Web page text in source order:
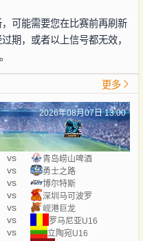
可能需要您在比赛前再刷新
期，或者以上信号都无效，
更多
2026年08月07日 13:00
vs
青岛崂山啤酒
vs
勇士之路
vs
博尔特斯
vs
深圳马可波罗
vs
岘港巨龙
vs
罗马尼亚U16
vs
立陶宛U16